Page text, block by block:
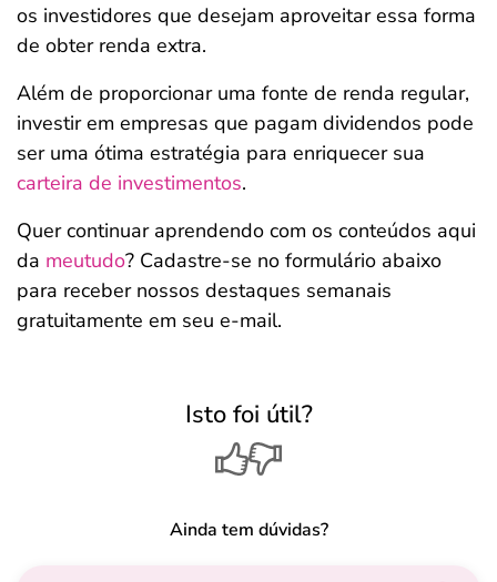
os investidores que desejam aproveitar essa forma
de obter renda extra.
Além de proporcionar uma fonte de renda regular,
investir em empresas que pagam dividendos pode
ser uma ótima estratégia para enriquecer sua
carteira de investimentos.
Quer continuar aprendendo com os conteúdos aqui
da meutudo? Cadastre-se no formulário abaixo
para receber nossos destaques semanais
gratuitamente em seu e-mail.
Isto foi útil?
Ainda tem dúvidas?